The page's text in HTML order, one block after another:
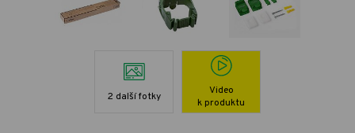
2 další fotky
Video
k produktu